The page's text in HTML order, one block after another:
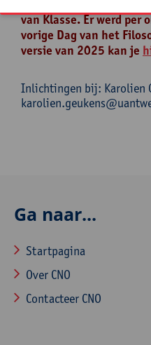
van Klasse. Er werd per
vorige Dag van het
versie van 2025 kan je
Inlichtingen bij: Karolien
Ga naar...
Startpagina
Over CNO
Contacteer CNO